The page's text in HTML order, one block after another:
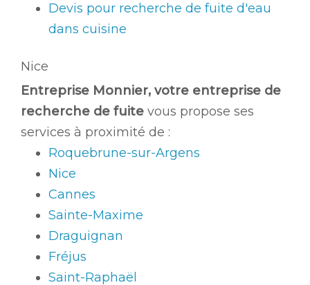
Devis pour recherche de fuite d'eau
dans cuisine
Nice
Entreprise Monnier, votre entreprise de
recherche de fuite vous propose ses
services à proximité de :
Roquebrune-sur-Argens
Nice
Cannes
Sainte-Maxime
Draguignan
Fréjus
Saint-Raphaël